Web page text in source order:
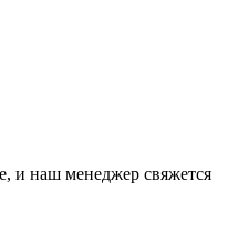
и наш менеджер свяжется